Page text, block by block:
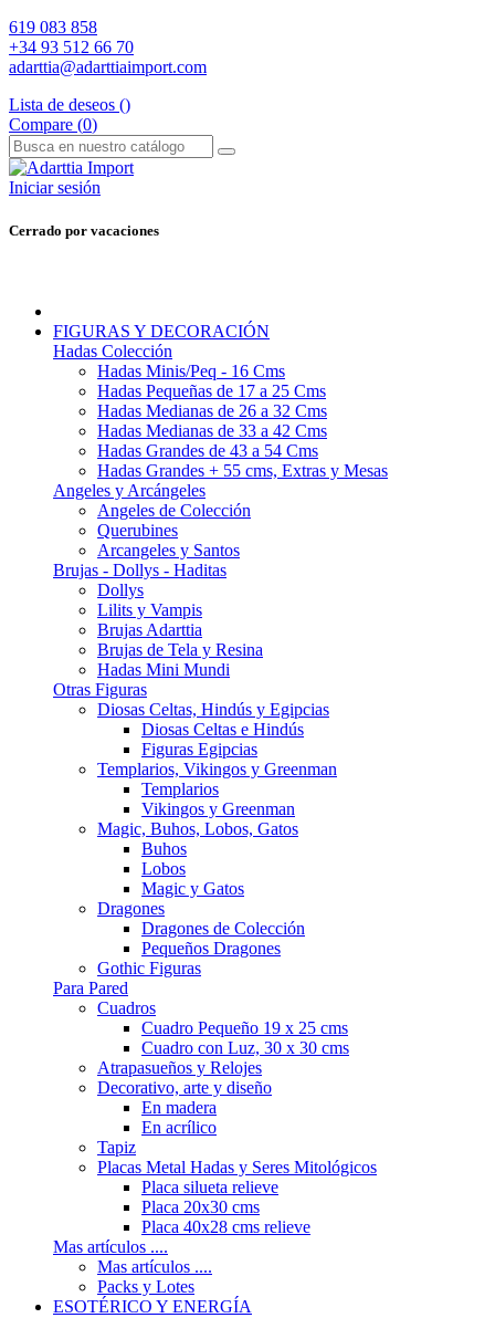
619 083 858
+34 93 512 66 70
adarttia@adarttiaimport.com
Lista de deseos ()
Compare (0)
Iniciar sesión
Cerrado por vacaciones
FIGURAS Y DECORACIÓN
Hadas Colección
Hadas Minis/Peq - 16 Cms
Hadas Pequeñas de 17 a 25 Cms
Hadas Medianas de 26 a 32 Cms
Hadas Medianas de 33 a 42 Cms
Hadas Grandes de 43 a 54 Cms
Hadas Grandes + 55 cms, Extras y Mesas
Angeles y Arcángeles
Angeles de Colección
Querubines
Arcangeles y Santos
Brujas - Dollys - Haditas
Dollys
Lilits y Vampis
Brujas Adarttia
Brujas de Tela y Resina
Hadas Mini Mundi
Otras Figuras
Diosas Celtas, Hindús y Egipcias
Diosas Celtas e Hindús
Figuras Egipcias
Templarios, Vikingos y Greenman
Templarios
Vikingos y Greenman
Magic, Buhos, Lobos, Gatos
Buhos
Lobos
Magic y Gatos
Dragones
Dragones de Colección
Pequeños Dragones
Gothic Figuras
Para Pared
Cuadros
Cuadro Pequeño 19 x 25 cms
Cuadro con Luz, 30 x 30 cms
Atrapasueños y Relojes
Decorativo, arte y diseño
En madera
En acrílico
Tapiz
Placas Metal Hadas y Seres Mitológicos
Placa silueta relieve
Placa 20x30 cms
Placa 40x28 cms relieve
Mas artículos ....
Mas artículos ....
Packs y Lotes
ESOTÉRICO Y ENERGÍA